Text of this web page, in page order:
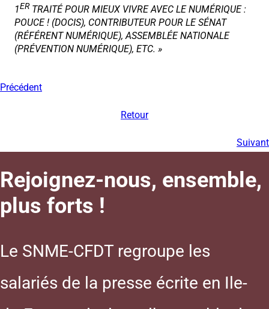
1ERTRAITÉ POUR MIEUX VIVRE AVEC LE NUMÉRIQUE :
POUCE ! (DOCIS), CONTRIBUTEUR POUR LE SÉNAT
(RÉFÉRENT NUMÉRIQUE), ASSEMBLÉE NATIONALE
(PRÉVENTION NUMÉRIQUE), ETC. »
Précédent
Retour
Suivant
Rejoignez-nous, ensemble,
plus forts !
Le SNME-CFDT regroupe les
salariés de la presse écrite en Ile-